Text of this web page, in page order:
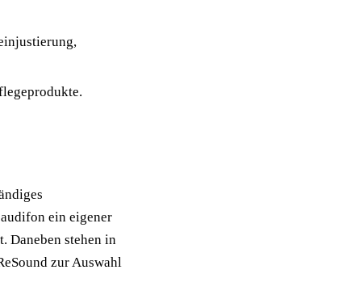
ein eigener
Daneben stehen in
zur Auswahl